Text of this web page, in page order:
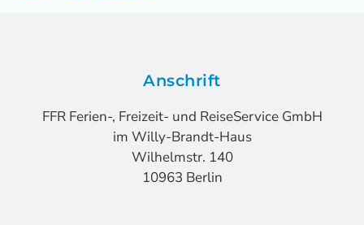
Anschrift
FFR Ferien-, Freizeit- und ReiseService GmbH
im Willy-Brandt-Haus
Wilhelmstr. 140
10963 Berlin